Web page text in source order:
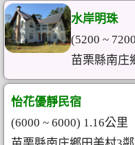
水岸明珠
(5200 ~
苗栗縣南庄
怡花優靜民宿
(6000 ~ 6000) 1.16公里